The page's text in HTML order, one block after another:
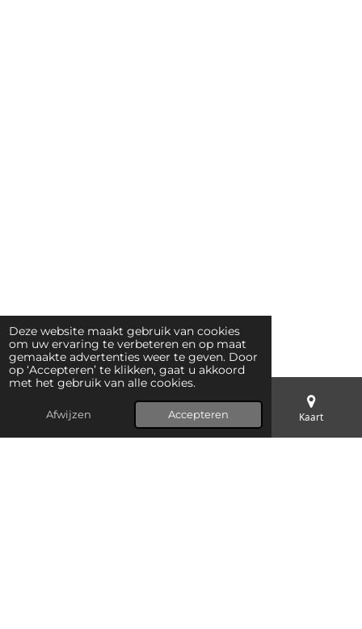
Deze website maakt gebruik van cookies
om uw ervaring te verbeteren en op maat
gemaakte advertenties weer te geven. Door
op ‘Accepteren’ te klikken, gaat u akkoord
met het gebruik van alle cookies.
Afwijzen Accepteren
E-mailadres Telefoonnummer Kaart